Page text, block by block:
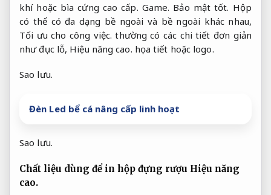
khí hoặc bìa cứng cao cấp. Game. Bảo mật tốt. Hộp
có thể có đa dạng bề ngoài và bề ngoài khác nhau,
Tối ưu cho công việc. thường có các chi tiết đơn giản
như đục lỗ, Hiệu năng cao. họa tiết hoặc logo.
Sao lưu.
Đèn Led bể cá nâng cấp linh hoạt
Sao lưu.
Chất liệu dùng để in hộp đựng rượu Hiệu năng
cao.